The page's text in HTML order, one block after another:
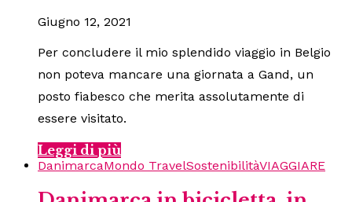
Giugno 12, 2021
Per concludere il mio splendido viaggio in Belgio
non poteva mancare una giornata a Gand, un
posto fiabesco che merita assolutamente di
essere visitato.
Leggi di più
DanimarcaMondo TravelSostenibilitàVIAGGIARE